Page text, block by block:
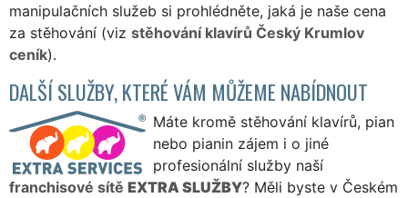
manipulačních služeb si prohlédněte, jaká je naše cena
za stěhování (viz stěhování klavírů Český Krumlov
ceník).
DALŠÍ SLUŽBY, KTERÉ VÁM MŮŽEME NABÍDNOUT
Máte kromě stěhování klavírů, pian
nebo pianin zájem i o jiné
profesionální služby naší
franchisové sítě EXTRA SLUŽBY? Měli byste v Českém